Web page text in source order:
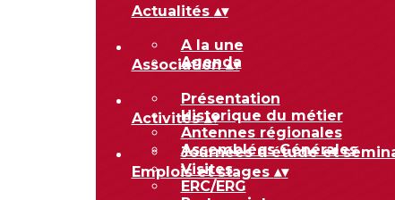
Actualités ▴▾
A la une
Agenda
Association▴▾
Présentation
Historique du métier
Antennes régionales
Assemblées Générales
Activités▴▾
Journées d'étude et
Visites
ERC/ERG
Emplois et stages ▴▾